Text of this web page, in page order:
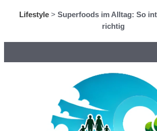
Lifestyle> Superfoods im Alltag: So
richtig